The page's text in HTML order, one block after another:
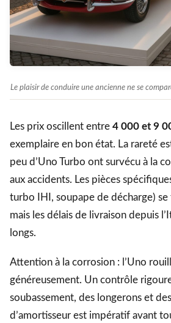
Le plaisir de conduire une ancienne ne se
Les prix oscillent entre 4 000 et 9
exemplaire en bon état. La rareté
peu d’Uno Turbo ont survécu à la
aux accidents. Les pièces
turbo IHI, soupape de décharge)
mais les délais de livraison depuis
longs.
Attention à la corrosion : l’Uno
généreusement. Un contrôle
soubassement, des longerons et
d’amortisseur est impératif avant